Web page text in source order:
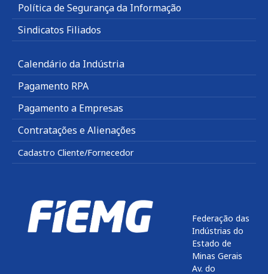
Política de Segurança da Informação
Sindicatos Filiados
Calendário da Indústria
Pagamento RPA
Pagamento a Empresas
Contratações e Alienações
Cadastro Cliente/Fornecedor
Federação das
Indústrias do
Estado de
Minas Gerais
Av. do